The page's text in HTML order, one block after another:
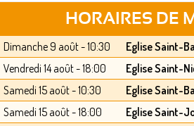
HORAIRES DE
Dimanche 9 août - 10:30 Eglise Saint-
Vendredi 14 août - 18:00
Eglise Saint-
Samedi 15 août - 10:30
Eglise Saint-
Samedi 15 août - 18:00
Eglise Saint-